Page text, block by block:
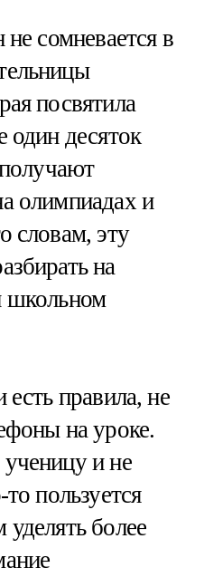
сомневается в
посвятила
один десяток
олимпиадах и
словам, эту
на
школьном
правила, не
на уроке.
и не
пользуется
более